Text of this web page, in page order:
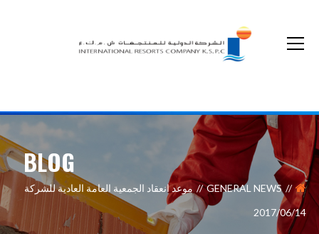
BLOG
GENERAL NEWS
موعد انعقاد الجمعية العامة العادية للشركة
2017/06/14